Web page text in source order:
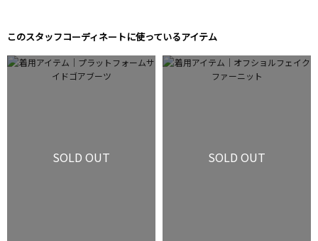
このスタッフコーディネートに使っているアイテム
SOLD OUT SOLD OUT